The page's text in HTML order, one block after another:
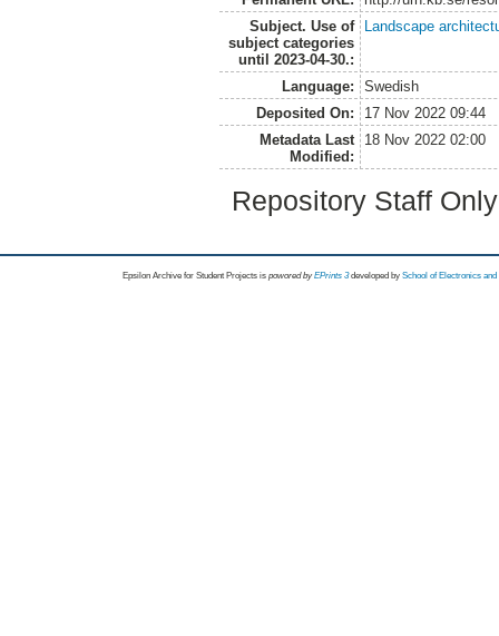
Subject. Use of
subject categories
until 2023-04-30.:
Landscape
Language:
Swedish
Deposited On:
17 Nov 2022 09:44
Metadata Last
Modified:
18 Nov 2022 02:00
Repository Staff
Epsilon Archive for Student Projects is powored byEPrints 3 developed by School of Electronics